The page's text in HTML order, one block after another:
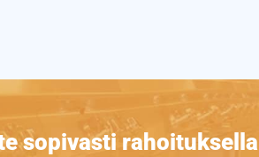
sopivasti rahoituksella